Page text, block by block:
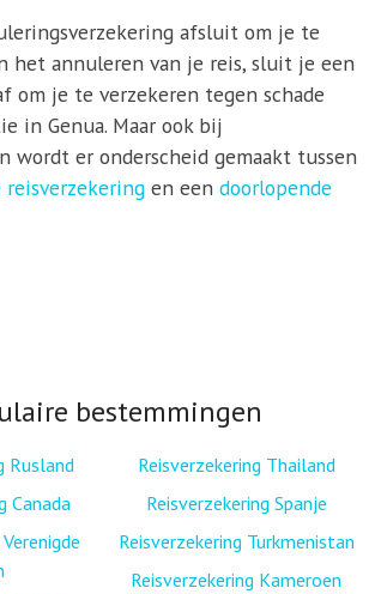
afsluit om je te
het annuleren van je reis, sluit je een
om je te verzekeren tegen schade
in Genua. Maar ook bij
wordt er onderscheid gemaakt tussen
en een doorlopende
bestemmingen
Rusland
Canada
Reisverzekering Thailand
Reisverzekering Spanje
Reisverzekering Turkmenistan
Reisverzekering Kameroen